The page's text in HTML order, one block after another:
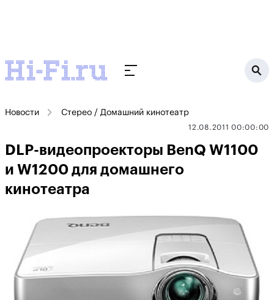
Новости Стерео / Домашний кинотеатр
12.08.2011 00:00:00
DLP-видеопроекторы BenQ W1100
и W1200 для домашнего
кинотеатра